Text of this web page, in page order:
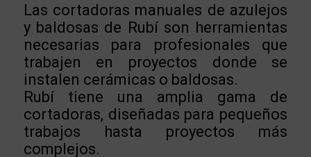
Las cortadoras manuales de azulejos
y baldosas de Rubí son herramientas
necesarias para profesionales que
trabajen en proyectos donde se
instalen cerámicas o baldosas.
Rubí tiene una amplia gama de
cortadoras, diseñadas para pequeños
trabajos hasta proyectos más
complejos.